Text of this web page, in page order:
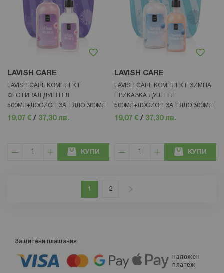
LAVISH CARE
LAVISH CARE КОМПЛЕКТ
ФЕСТИВАЛ ДУШ ГЕЛ
500МЛ+ЛОСИОН ЗА ТЯЛО 300МЛ
19,07 € / 37,30 лв.
КУПИ
LAVISH CARE
LAVISH CARE КОМПЛЕКТ ЗИМНА
ПРИКАЗКА ДУШ ГЕЛ
500МЛ+ЛОСИОН ЗА ТЯЛО 300МЛ
19,07 € / 37,30 лв.
КУПИ
В момента четете страница
1 Страница
2
Защитени плащания